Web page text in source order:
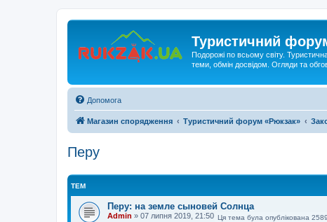
Туристичний
Подорожі по всьому світу.
теми, обмін досвідом. Огляди та
Допомога
Магазин спорядження Туристичний форум «Рюкзак»
Перу
ТЕМ
Перу: на земле сыновей Солнца
Admin » 07 липня 2019, 21:50 Ця тема була опублікована